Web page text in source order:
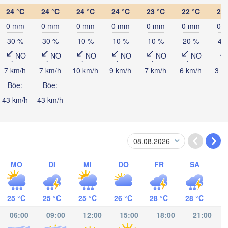
24 °C
0 mm
30 %
NO
7 km/h
Böe:
43 km/h
24 °C
0 mm
30 %
NO
7 km/h
Böe:
43 km/h
24 °C
0 mm
10 %
NO
10 km/h
24 °C
0 mm
10 %
NO
9 km/h
23 °C
0 mm
10 %
NO
7 km/h
22 °C
0 mm
20 %
NO
6 km/h
21
0
40
3
MO
25 °C
DI
25 °C
MI
25 °C
DO
26 °C
FR
28 °C
SA
28 °C
06:00 09:00 12:00 15:00 18:00 21:00
San José